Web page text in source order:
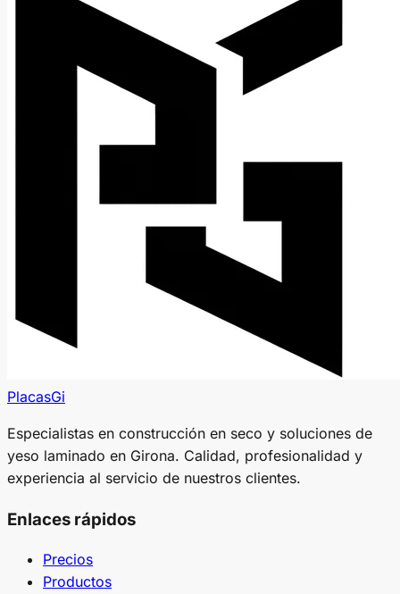
PlacasGi
Especialistas en construcción en seco y soluciones de
yeso laminado en Girona. Calidad, profesionalidad y
experiencia al servicio de nuestros clientes.
Enlaces rápidos
Precios
Productos